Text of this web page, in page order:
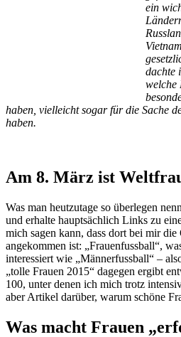
ein
dachte
welche
haben, vielleicht sogar für die Sache
haben.
Am 8. März ist
Was man heutzutage so überlegen
und erhalte hauptsächlich Links zu
mich sagen kann, dass dort bei mir
angekommen ist: „Frauenfussball“,
interessiert wie „Männerfussball“ –
„tolle Frauen 2015“ dagegen ergibt
100, unter denen ich mich trotz
aber Artikel darüber, warum schöne
Was macht Frauen